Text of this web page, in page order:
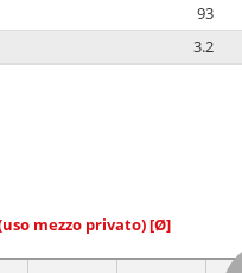
93
3.2
mezzo privato) [Ø]